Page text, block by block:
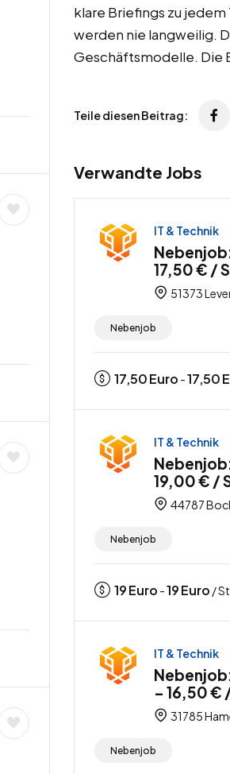
klare Briefings zu
werden nie langweilig.
Geschäftsmodelle. Die
Teile diesen Beitrag:
Verwandte Jobs
IT & Technik
17,50 € /
51373
Nebenjob
17,50Euro -17,50
IT & Technik
19,00 € /
44787
Nebenjob
19Euro -19Euro /
IT & Technik
– 16,50 €
31785
Nebenjob